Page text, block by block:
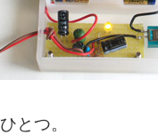
とつ。